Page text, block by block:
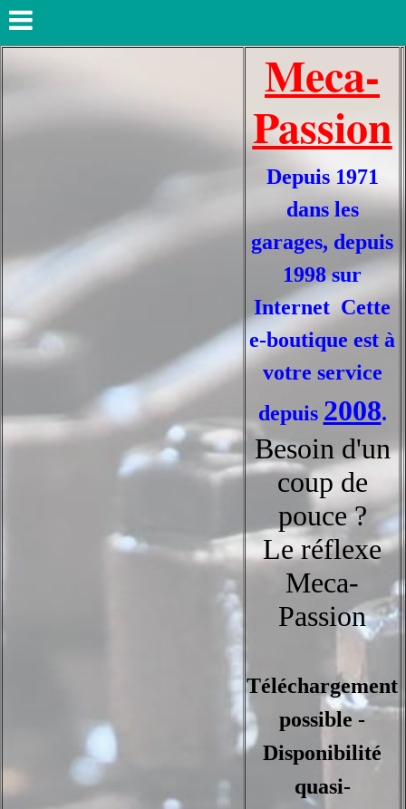
Meca-
Passion
Depuis 1971
dans les
garages, depuis
1998 sur
Internet Cette
e-boutique est à
votre service
depuis 2008.
Besoin d'un
coup de
pouce ?
Le réflexe
Meca-
Passion
Téléchargement
possible -
Disponibilité
quasi-